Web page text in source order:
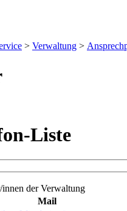
> Verwaltung >
Liste
der Verwaltung
Mail